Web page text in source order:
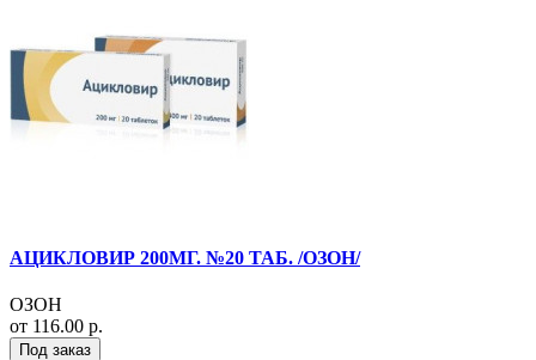
АЦИКЛОВИР 200МГ. №20 ТАБ. /ОЗОН/
ОЗОН
от 116.00 р.
Под заказ